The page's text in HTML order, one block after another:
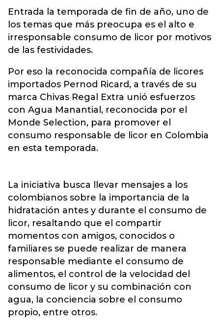
Entrada la temporada de fin de año, uno de
los temas que más preocupa es el alto e
irresponsable consumo de licor por motivos
de las festividades.
Por eso la reconocida compañía de licores
importados Pernod Ricard, a través de su
marca Chivas Regal Extra unió esfuerzos
con Agua Manantial, reconocida por el
Monde Selection, para promover el
consumo responsable de licor en Colombia
en esta temporada.
La iniciativa busca llevar mensajes a los
colombianos sobre la importancia de la
hidratación antes y durante el consumo de
licor, resaltando que el compartir
momentos con amigos, conocidos o
familiares se puede realizar de manera
responsable mediante el consumo de
alimentos, el control de la velocidad del
consumo de licor y su combinación con
agua, la conciencia sobre el consumo
propio, entre otros.